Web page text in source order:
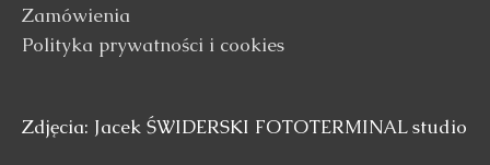
Zamówienia
Polityka prywatności i cookies
Zdjęcia: Jacek ŚWIDERSKI FOTOTERMINAL studio